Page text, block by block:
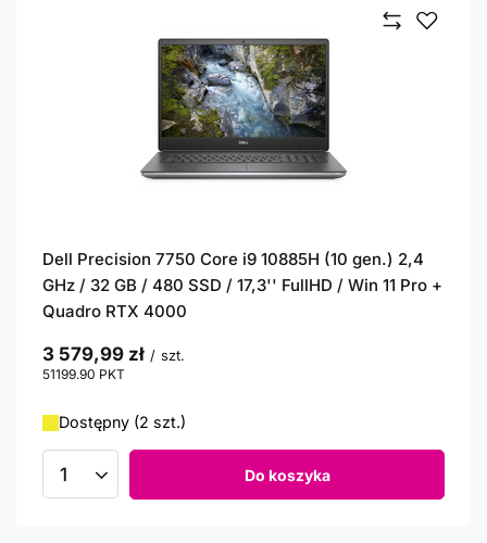
Dell Precision 7750 Core i9 10885H (10 gen.) 2,4
GHz / 32 GB / 480 SSD / 17,3'' FullHD / Win 11 Pro +
Quadro RTX 4000
3 579,99 zł / szt.
51199.90 PKT
Dostępny (2 szt.)
Ilość produktów Do koszyka